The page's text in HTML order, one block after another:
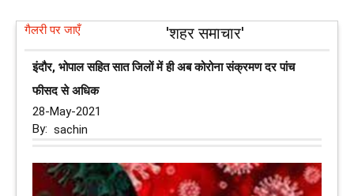
गैलरी पर जाएँ 'शहर समाचार'
इंदौर, भोपाल सहित सात जिलों में ही अब कोरोना संक्रमण दर पांच
फीसद से अधिक
28-May-2021
By: sachin